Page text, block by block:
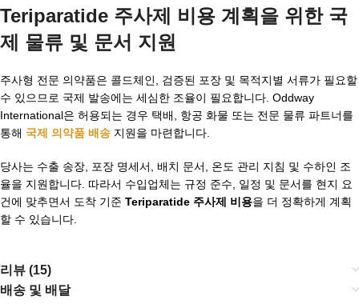
Teriparatide 주사제 비용 계획을 위한 국
제 물류 및 문서 지원
주사형 전문 의약품은 콜드체인, 검증된 포장 및 목적지별 서류가 필요할
수 있으므로 국제 발송에는 세심한 조율이 필요합니다. Oddway
International은 허용되는 경우 택배, 항공 화물 또는 전문 물류 파트너를
통해 국제 의약품 배송 지원을 마련합니다.
당사는 수출 송장, 포장 명세서, 배치 문서, 온도 관리 지침 및 수하인 조
율을 지원합니다. 따라서 수입업체는 규정 준수, 일정 및 문서를 현지 요
건에 맞추면서 도착 기준 Teriparatide 주사제 비용을 더 정확하게 계획
할 수 있습니다.
리뷰 (15)
배송 및 배달